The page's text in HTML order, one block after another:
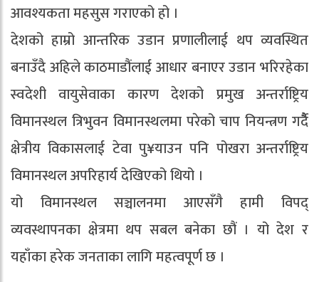
आवश्यकता महसुस गराएको हो ।
देशको हाम्रो आन्तरिक उडान प्रणालीलाई थप व्यवस्थित
बनाउँदै अहिले काठमाडौंलाई आधार बनाएर उडान भरिरहेका
स्वदेशी वायुसेवाका कारण देशको प्रमुख अन्तर्राष्ट्रिय
विमानस्थल त्रिभुवन विमानस्थलमा परेको चाप नियन्त्रण गर्दैै
क्षेत्रीय विकासलाई टेवा पु¥याउन पनि पोखरा अन्तर्राष्ट्रिय
विमानस्थल अपरिहार्य देखिएको थियो ।
यो विमानस्थल सञ्चालनमा आएसँगै हामी विपद्
व्यवस्थापनका क्षेत्रमा थप सबल बनेका छौं । यो देश र
यहाँका हरेक जनताका लागि महत्वपूर्ण छ ।